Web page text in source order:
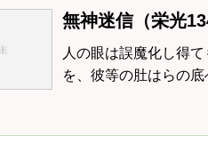
無神迷信（栄光
人の眼は誤魔化し得
を、彼等の肚はらの底